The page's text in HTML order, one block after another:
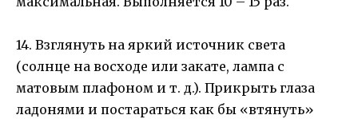
14. Взглянуть на яркий источник света
(солнце на восходе или закате, лампа с
матовым плафоном и т. д.). Прикрыть глаза
ладонями и постараться как бы «втянуть»